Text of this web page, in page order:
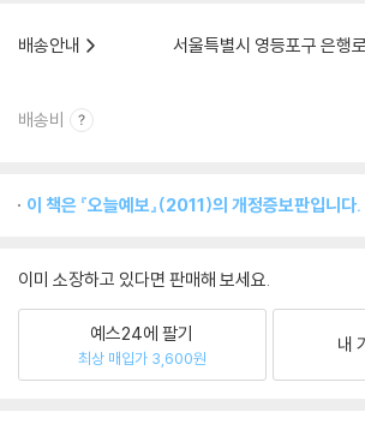
배송안내
서울특별시 영등포구 은행
배송비
이 책은 『오늘예보』(2011)의 개정증보판입니다.
이미 소장하고 있다면 판매해 보세요.
예스24에 팔기
최상 매입가 3,600원
내